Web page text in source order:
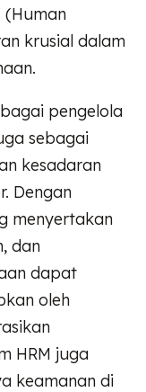
(Human
krusial dalam
pengelola
sebagai
kesadaran
Dengan
menyertakan
dan
dapat
oleh
HRM juga
keamanan di